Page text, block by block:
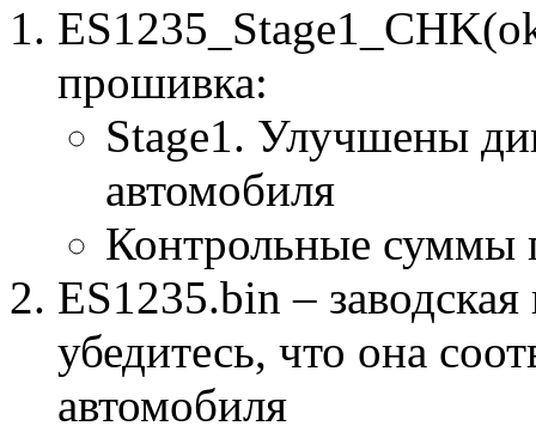
прошивка:
Stage1. Улучшены
автомобиля
Контрольные суммы
ES1235.bin –
убедитесь, что она
автомобиля